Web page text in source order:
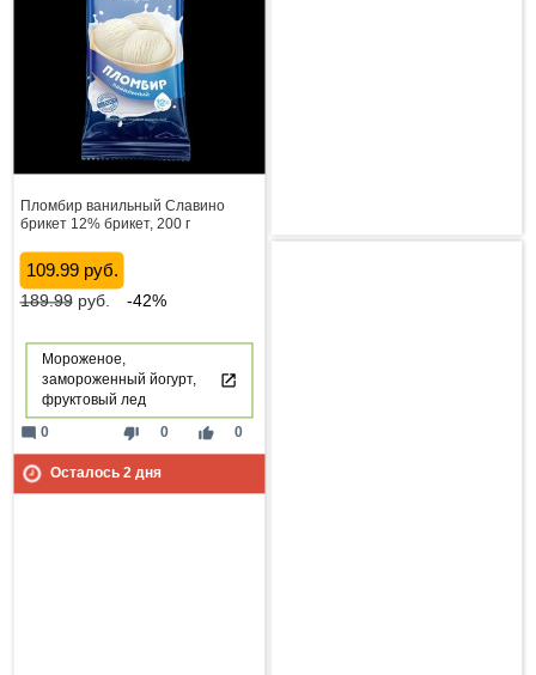
Пломбир ванильный Славино
брикет 12% брикет, 200 г
109.99 руб.
189.99руб. -42%
Мороженое,
замороженный йогурт,
фруктовый лед
thumb_down 0 thumb_up 0
mode_comment 0
Осталось 2дня